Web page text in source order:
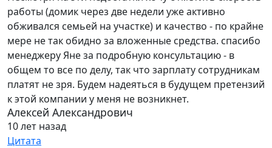
работы (домик через две недели уже активно
обживался семьей на участке) и качество - по крайне
мере не так обидно за вложенные средства. спасибо
менеджеру Яне за подробную консультацию - в
общем то все по делу, так что зарплату сотрудникам
платят не зря. Будем надеяться в будущем претензий
к этой компании у меня не возникнет.
Алексей Александрович
10 лет назад
Цитата